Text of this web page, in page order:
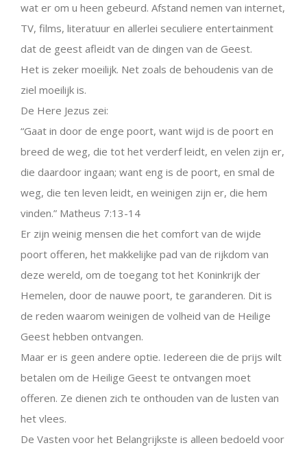
wat er om u heen gebeurd. Afstand nemen van internet,
TV, films, literatuur en allerlei seculiere entertainment
dat de geest afleidt van de dingen van de Geest.
Het is zeker moeilijk. Net zoals de behoudenis van de
ziel moeilijk is.
De Here Jezus zei:
“Gaat in door de enge poort, want wijd is de poort en
breed de weg, die tot het verderf leidt, en velen zijn er,
die daardoor ingaan; want eng is de poort, en smal de
weg, die ten leven leidt, en weinigen zijn er, die hem
vinden.” Matheus 7:13-14
Er zijn weinig mensen die het comfort van de wijde
poort offeren, het makkelijke pad van de rijkdom van
deze wereld, om de toegang tot het Koninkrijk der
Hemelen, door de nauwe poort, te garanderen. Dit is
de reden waarom weinigen de volheid van de Heilige
Geest hebben ontvangen.
Maar er is geen andere optie. Iedereen die de prijs wilt
betalen om de Heilige Geest te ontvangen moet
offeren. Ze dienen zich te onthouden van de lusten van
het vlees.
De Vasten voor het Belangrijkste is alleen bedoeld voor